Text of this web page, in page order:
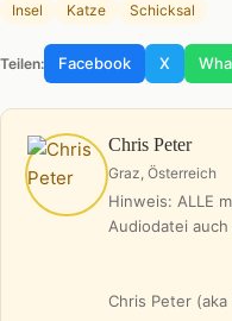
Insel Katze Schicksal
Teilen: Facebook X
Chris Peter
Graz, Österreich
Hinweis: ALLE
Audiodatei
Chris Peter